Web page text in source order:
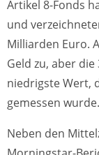
Artikel 8-Fonds
und
Milliarden Euro.
Geld zu, aber
niedrigste Wert,
gemessen
Neben den